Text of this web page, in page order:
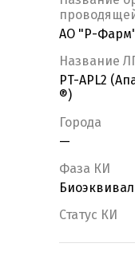
АО "Р-
Название
PT-APL2
®)
Города
—
Фаза КИ
Статус КИ